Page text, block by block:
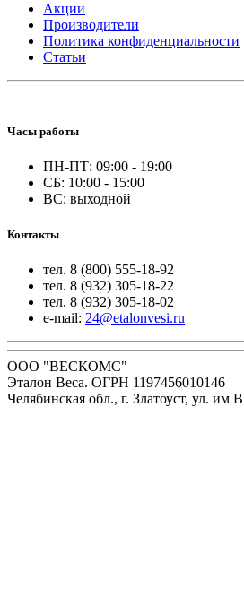
Акции
Производители
Политика конфиденциальности
Статьи
Часы работы
ПН-ПТ: 09:00 - 19:00
СБ: 10:00 - 15:00
ВС: выходной
Контакты
тел. 8 (800) 555-18-92
тел. 8 (932) 305-18-22
тел. 8 (932) 305-18-02
e-mail: 24@etalonvesi.ru
ООО "ВЕСКОМС"
Эталон Веса. ОГРН 1197456010146
Челябинская обл., г. Златоуст, ул. им